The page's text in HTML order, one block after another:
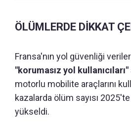
ÖLÜMLERDE DİKKAT
Fransa'nın yol güvenliği
"korumasız yol kullanıcıları"
motorlu mobilite araçlarını
kazalarda ölüm sayısı
yükseldi.